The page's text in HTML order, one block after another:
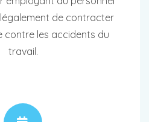
de contracter
contre les accidents du
travail.